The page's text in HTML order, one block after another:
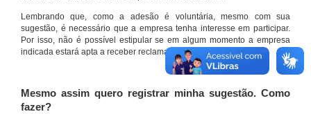
Lembrando que, como a adesão é voluntária, mesmo com sua
sugestão, é necessário que a empresa tenha interesse em participar.
Por isso, não é possível estipular se em algum momento a empresa
indicada estará apta a receber reclamações por meio do site.
Mesmo assim quero registrar minha sugestão. Como
fazer?